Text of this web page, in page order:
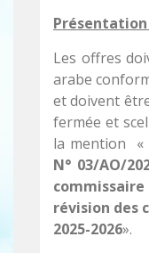
Les offres
arabe
et doivent
fermée et
la mention «
N° 03/AO/
révision des
2025-2026».